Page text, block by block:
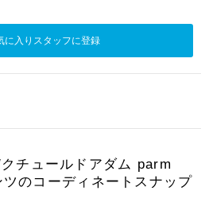
に入りスタッフに登録
チュールドアダム parm
のコーディネートスナップ